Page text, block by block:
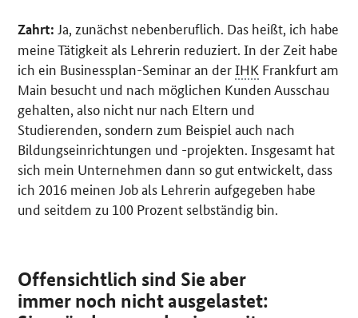
Zahrt: Ja, zunächst nebenberuflich. Das heißt, ich habe
meine Tätigkeit als Lehrerin reduziert. In der Zeit habe
ich ein Businessplan-Seminar an derIHK Frankfurt am
Main besucht und nach möglichen Kunden Ausschau
gehalten, also nicht nur nach Eltern und
Studierenden, sondern zum Beispiel auch nach
Bildungseinrichtungen und -projekten. Insgesamt hat
sich mein Unternehmen dann so gut entwickelt, dass
ich 2016 meinen Job als Lehrerin aufgegeben habe
und seitdem zu 100 Prozent selbständig bin.
Offensichtlich sind Sie aber
immer noch nicht ausgelastet: